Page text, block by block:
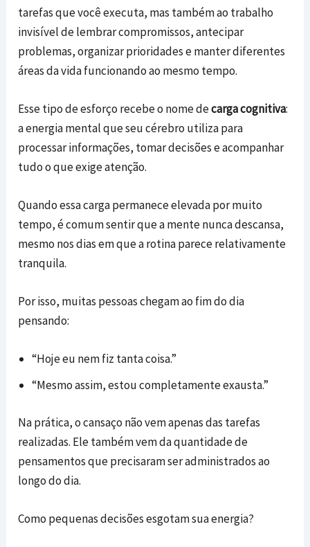
tarefas que você executa, mas também ao trabalho
invisível de lembrar compromissos, antecipar
problemas, organizar prioridades e manter diferentes
áreas da vida funcionando ao mesmo tempo.
Esse tipo de esforço recebe o nome decarga cognitiva:
a energia mental que seu cérebro utiliza para
processar informações, tomar decisões e acompanhar
tudo o que exige atenção.
Quando essa carga permanece elevada por muito
tempo, é comum sentir que a mente nunca descansa,
mesmo nos dias em que a rotina parece relativamente
tranquila.
Por isso, muitas pessoas chegam ao fim do dia
pensando:
“Hoje eu nem fiz tanta coisa.”
“Mesmo assim, estou completamente exausta.”
Na prática, o cansaço não vem apenas das tarefas
realizadas. Ele também vem da quantidade de
pensamentos que precisaram ser administrados ao
longo do dia.
Como pequenas decisões esgotam sua energia?